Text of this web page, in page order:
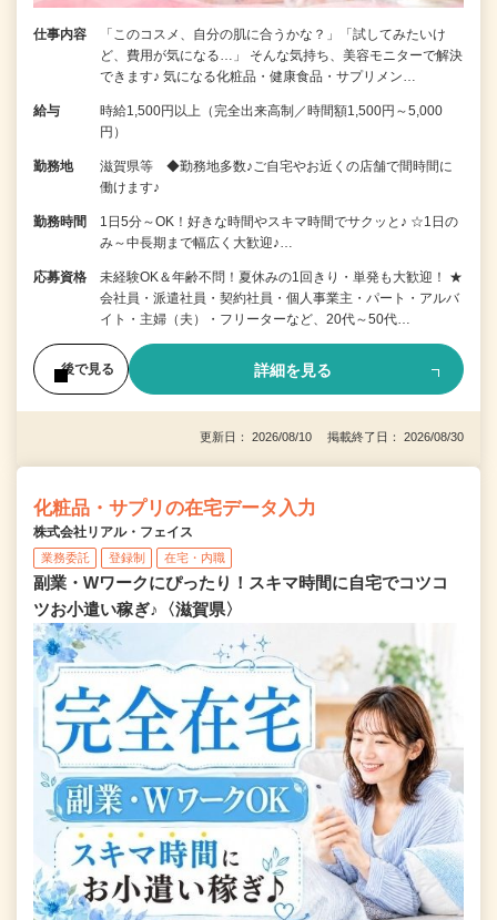
仕事内容
「このコスメ、自分の肌に合うかな？」「試してみたいけ
ど、費用が気になる…」 そんな気持ち、美容モニターで解決
できます♪ 気になる化粧品・健康食品・サプリメン…
給与
時給1,500円以上（完全出来高制／時間額1,500円～5,000
円）
勤務地
滋賀県等 ◆勤務地多数♪ご自宅やお近くの店舗で間時間に
働けます♪
勤務時間
1日5分～OK！好きな時間やスキマ時間でサクッと♪ ☆1日の
み～中長期まで幅広く大歓迎♪…
応募資格
未経験OK＆年齢不問！夏休みの1回きり・単発も大歓迎！ ★
会社員・派遣社員・契約社員・個人事業主・パート・アルバ
イト・主婦（夫）・フリーターなど、20代～50代…
後で見る 詳細を見る
更新日： 2026/08/10 掲載終了日： 2026/08/30
化粧品・サプリの在宅データ入力
株式会社リアル・フェイス
業務委託 登録制 在宅・内職
副業・Wワークにぴったり！スキマ時間に自宅でコツコ
ツお小遣い稼ぎ♪〈滋賀県〉